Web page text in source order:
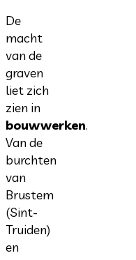
De
macht
van de
graven
liet zich
zien in
bouwwerken.
Van de
burchten
van
Brustem
(Sint-
Truiden)
en